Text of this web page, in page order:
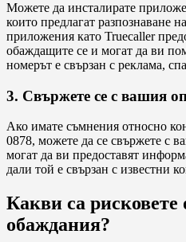
Можете да инсталирате
които предлагат разпознаване
приложения като Truecaller
обаждащите се и могат да ви
номерът е свързан с реклама,
3. Свържете се с вашия
Ако имате съмнения относно
0878, можете да се свържете с
могат да ви предоставят
дали той е свързан с известни
Какви са
обаждания?